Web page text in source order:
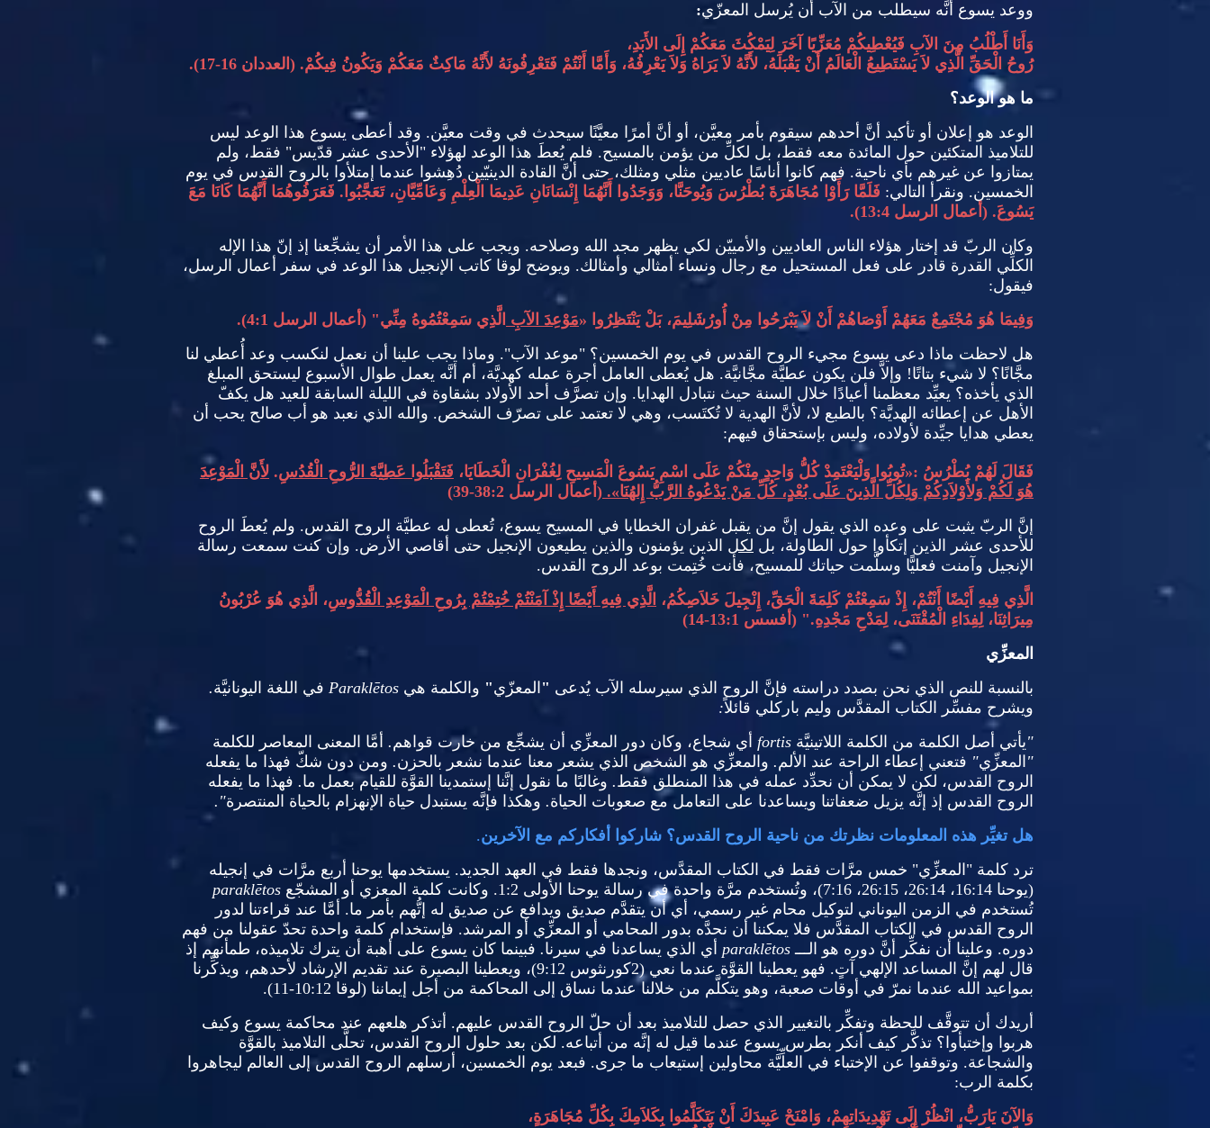
ووعد يسوع أنَّه سيطلب من الآب أن يُرسل المعزّي:
وَأَنَا أَطْلُبُ مِنَ الآبِ فَيُعْطِيكُمْ مُعَزِّيًا آخَرَ لِيَمْكُثَ مَعَكُمْ إِلَى الأَبَدِ،
رُوحُ الْحَقِّ الَّذِي لاَ يَسْتَطِيعُ الْعَالَمُ أَنْ يَقْبَلَهُ، لأَنَّهُ لاَ يَرَاهُ وَلاَ يَعْرِفُهُ، وَأَمَّا أَنْتُمْ فَتَعْرِفُونَهُ لأَنَّهُ مَاكِثٌ مَعَكُمْ وَيَكُونُ فِيكُمْ. ( العددان 16-17).
ما هو الوعد؟
الوعد هو إعلان أو تأكيد أنَّ أحدهم سيقوم بأمر معيَّن، أو أنَّ أمرًا معيَّنًا سيحدث في وقت معيَّن. وقد أعطى يسوع هذا الوعد ليس
للتلاميذ المتكئين حول المائدة معه فقط، بل لكلِّ من يؤمن بالمسيح. فلم يُعطَ هذا الوعد لهؤلاء " الأحدى عشر قدّيس" فقط، ولم
يمتازوا عن غيرهم بأي ناحية. فهم كانوا أناسًا عاديين مثلي ومثلك، حتى أنَّ القادة الدينيّين دُهِشوا عندما إمتلأوا بالروح القدس في يوم
الخمسين. ونقرأ التالي: فَلَمَّا رَأَوْا مُجَاهَرَةَ بُطْرُسَ وَيُوحَنَّا، وَوَجَدُوا أَنَّهُمَا إِنْسَانَانِ عَدِيمَا الْعِلْمِ وَعَامِّيَّانِ، تَعَجَّبُوا . فَعَرَفُوهُمَا أَنَّهُمَا كَانَا مَعَ
يَسُوعَ. ( أعمال الرسل 13:4).
وكان الربّ قد إختار هؤلاء الناس العاديين والأمييّن لكي يظهر مجد الله وصلاحه. ويجب على هذا الأمر أن يشجِّعنا إذ إنّ هذا الإله
الكلِّي القدرة قادر على فعل المستحيل مع رجال ونساء أمثالي وأمثالك. ويوضح لوقا كاتب الإنجيل هذا الوعد في سفر أعمال الرسل،
فيقول:
وَفِيمَا هُوَ مُجْتَمِعٌ مَعَهُمْ أَوْصَاهُمْ أَنْ لاَ يَبْرَحُوا مِنْ أُورُشَلِيمَ، بَلْ يَنْتَظِرُوا «مَوْعِدَ الآبِ الَّذِي سَمِعْتُمُوهُ مِنِّي" ( أعمال الرسل 4:1).
هل لاحظت ماذا دعى يسوع مجيء الروح القدس في يوم الخمسين؟ "موعد الآب". وماذا يجب علينا أن نعمل لنكسب وعد أُعطي لنا
مجَّانًا؟ لا شيء بتاتًا! وإلاَّ فلن يكون عطيَّة مجَّانيَّة. هل يُعطى العامل أجرة عمله كهديَّة، أم أنَّه يعمل طوال الأسبوع ليستحق المبلغ
الذي يأخذه؟ يعيِّد معظمنا أعيادًا خلال السنة حيث نتبادل الهدايا. وإن تصرَّف أحد الأولاد بشقاوة في الليلة السابقة للعيد هل يكفّ
الأهل عن إعطائه الهديَّة؟ بالطبع لا، لأنَّ الهدية لا تُكتَسب، وهي لا تعتمد على تصرّف الشخص. والله الذي نعبد هو أب صالح يحب أن
يعطي هدايا جيِّدة لأولاده، وليس بإستحقاق فيهم:
فَقَالَ لَهُمْ بُطْرُسُ :«تُوبُوا وَلْيَعْتَمِدْ كُلُّ وَاحِدٍ مِنْكُمْ عَلَى اسْمِ يَسُوعَ الْمَسِيحِ لِغُفْرَانِ الْخَطَايَا، فَتَقْبَلُوا عَطِيَّةَ الرُّوحِ الْقُدُسِ. لأَنَّ الْمَوْعِدَ
هُوَ لَكُمْ وَلأَوْلاَدِكُمْ وَلِكُلِّ الَّذِينَ عَلَى بُعْدٍ، كُلِّ مَنْ يَدْعُوهُ الرَّبُّ إِلهُنَا».
( أعمال الرسل 38:2-39)
إنَّ الربّ يثبت على وعده الذي يقول إنَّ من يقبل غفران الخطايا في المسيح يسوع، تُعطى له عطيَّة الروح القدس. ولم يُعطَ الروح
للأحدى عشر الذين إتكأوا حول الطاولة، بل لكل الذين يؤمنون والذين يطيعون الإنجيل حتى أقاصي الأرض. وإن كنت سمعت رسالة
الإنجيل وآمنت فعليًّا وسلَّمت حياتك للمسيح، فأنت خُتِمت بوعد الروح القدس.
الَّذِي فِيهِ أَيْضًا أَنْتُمْ، إِذْ سَمِعْتُمْ كَلِمَةَ الْحَقِّ، إِنْجِيلَ خَلاَصِكُمُ، الَّذِي فِيهِ أَيْضًا إِذْ آمَنْتُمْ خُتِمْتُمْ بِرُوحِ الْمَوْعِدِ الْقُدُّوسِ، الَّذِي هُوَ عُرْبُونُ
مِيرَاثِنَا، لِفِدَاءِ الْمُقْتَنَى، لِمَدْحِ مَجْدِهِ." ( أفسس 13:1-14)
المعزِّي
بالنسبة للنص الذي نحن بصدد دراسته فإنَّ الروح الذي سيرسله الآب يُدعى " المعزّي" والكلمة هي Paraklētos في اللغة اليونانيَّة.
ويشرح مفسِّر الكتاب المقدَّس وليم باركلي قائلاً:
"يأتي أصل الكلمة من الكلمة اللاتينيَّة fortis أي شجاع، وكان دور المعزِّي أن يشجِّع من خارت قواهم. أمَّا المعنى المعاصر للكلمة
" المعزِّي" فتعني إعطاء الراحة عند الألم. والمعزِّي هو الشخص الذي يشعر معنا عندما نشعر بالحزن. ومن دون شكّ فهذا ما يفعله
الروح القدس، لكن لا يمكن أن نحدِّد عمله في هذا المنطلق فقط. وغالبًا ما نقول إنَّنا إستمدينا القوَّة للقيام بعمل ما. فهذا ما يفعله
الروح القدس إذ إنَّه يزيل ضعفاتنا ويساعدنا على التعامل مع صعوبات الحياة. وهكذا فإنَّه يستبدل حياة الإنهزام بالحياة المنتصرة".
هل تغيِّر هذه المعلومات نظرتك من ناحية الروح القدس؟ شاركوا أفكاركم مع الآخرين.
ترد كلمة " المعزِّي" خمس مرَّات فقط في الكتاب المقدَّس، ونجدها فقط في العهد الجديد. يستخدمها يوحنا أربع مرَّات في إنجيله
(يوحنا 16:14، 26:14، 26:15، 7:16) ، وتُستخدم مرَّة واحدة في رسالة يوحنا الأولى 1:2. وكانت كلمة المعزي أو المشجّع paraklētos
تُستخدم في الزمن اليوناني لتوكيل محام غير رسمي، أي أن يتقدَّم صديق ويدافع عن صديق له إتُّهم بأمر ما. أمَّا عند قراءتنا لدور
الروح القدس في الكتاب المقدَّس فلا يمكننا أن نحدَّه بدور المحامي أو المعزِّي أو المرشد. فإستخدام كلمة واحدة تحدّ عقولنا من فهم
دوره. وعلينا أن نفكِّر أنَّ دوره هو الـــ paraklētos أي الذي يساعدنا في سيرنا. فبينما كان يسوع على أهبة أن يترك تلاميذه، طمأنهم إذ
قال لهم إنَّ المساعد الإلهي آتٍ. فهو يعطينا القوَّة عندما نعي(2 كورنثوس 9:12) ، ويعطينا البصيرة عند تقديم الإرشاد لأحدهم، ويذكِّرنا
بمواعيد الله عندما نمرّ في أوقات صعبة، وهو يتكلَّم من خلالنا عندما نساق إلى المحاكمة من أجل إيماننا (لوقا 10:12-11).
أريدك أن تتوقَّف للحظة وتفكِّر بالتغيير الذي حصل للتلاميذ بعد أن حلّ الروح القدس عليهم. أتذكر هلعهم عند محاكمة يسوع وكيف
هربوا وإختبأوا؟ تذكَّر كيف أنكر بطرس يسوع عندما قيل له إنَّه من أتباعه. لكن بعد حلول الروح القدس، تحلَّى التلاميذ بالقوَّة
والشجاعة. وتوقفوا عن الإختباء في العلِّيَّة محاولين إستيعاب ما جرى. فبعد يوم الخمسين، أرسلهم الروح القدس إلى العالم ليجاهروا
بكلمة الرب:
وَالآنَ يَارَبُّ، انْظُرْ إِلَى تَهْدِيدَاتِهِمْ، وَامْنَحْ عَبِيدَكَ أَنْ يَتَكَلَّمُوا بِكَلاَمِكَ بِكُلِّ مُجَاهَرَةٍ،